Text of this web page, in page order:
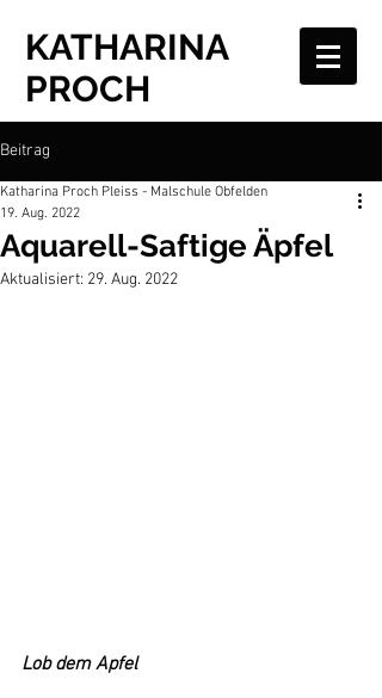
KATHARINA
PROCH
Beitrag
Aquarell-Saftige Äpfel
Katharina Proch Pleiss - Malschule Obfelden
19. Aug. 2022
Aktualisiert: 29. Aug. 2022
Lob dem Apfel